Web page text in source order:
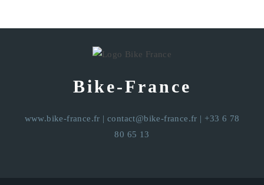
Bike-France
www.bike-france.fr |contact@bike-france.fr | +33 6 78
80 65 13